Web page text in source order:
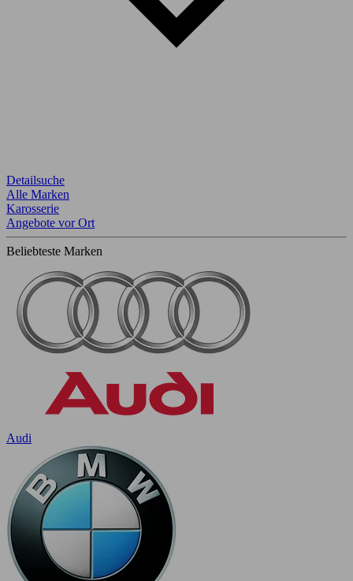
Detailsuche
Alle Marken
Karosserie
Angebote vor Ort
Beliebteste Marken
Audi